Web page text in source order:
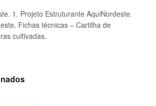
1. Projeto Estruturante AquiNordeste.
Fichas técnicas – Cartilha de
cultivadas.